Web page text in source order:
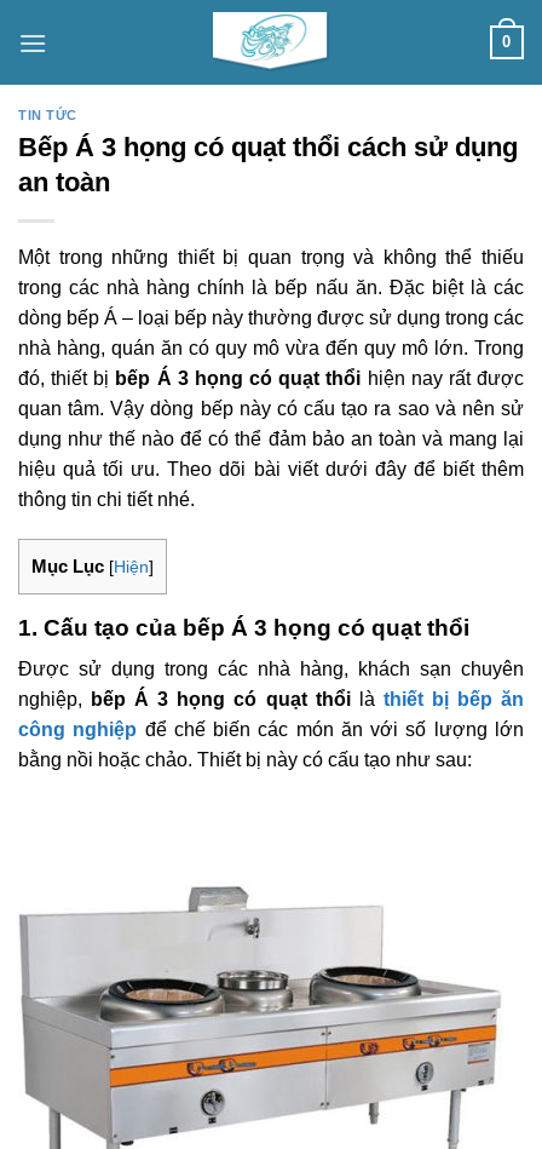
0
TIN TỨC
Bếp Á 3 họng có quạt thổi cách sử dụng
an toàn
Một trong những thiết bị quan trọng và không thể thiếu
trong các nhà hàng chính là bếp nấu ăn. Đặc biệt là các
dòng bếp Á – loại bếp này thường được sử dụng trong các
nhà hàng, quán ăn có quy mô vừa đến quy mô lớn. Trong
đó, thiết bị bếp Á 3 họng có quạt thổi hiện nay rất được
quan tâm. Vậy dòng bếp này có cấu tạo ra sao và nên sử
dụng như thế nào để có thể đảm bảo an toàn và mang lại
hiệu quả tối ưu. Theo dõi bài viết dưới đây để biết thêm
thông tin chi tiết nhé.
Mục Lục [Hiện]
1. Cấu tạo của bếp Á 3 họng có quạt thổi
Được sử dụng trong các nhà hàng, khách sạn chuyên
nghiệp,
bếp Á 3 họng có quạt thổilà thiết bị bếp ăn
công nghiệp để chế biến các món ăn với số lượng lớn
bằng nồi hoặc chảo. Thiết bị này có cấu tạo như sau: